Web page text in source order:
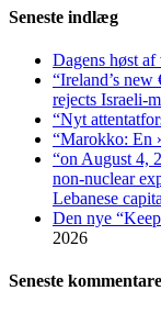
Seneste indlæg
Dagens høst af
“Ireland’s
rejects Israeli-
“Nyt
“Marokko: En
“on August 4,
non-nuclear
Lebanese
Den nye
2026
Seneste